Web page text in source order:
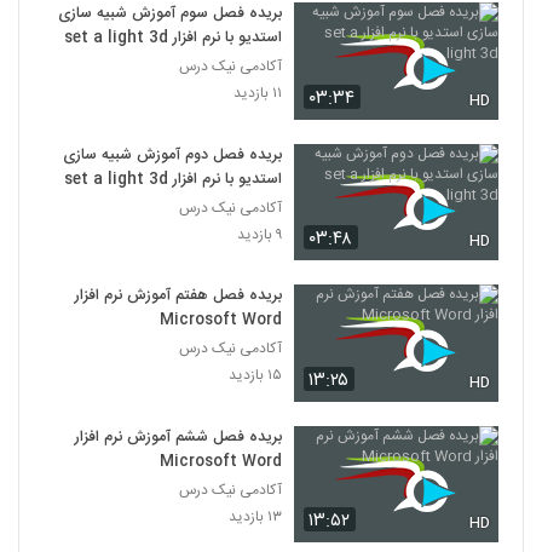
۰۳:۳۴ HD
بریده فصل سوم آموزش شبیه سازی
استدیو با نرم افزار set a light 3d
آکادمی نیک درس
۱۱ بازدید
۰۳:۴۸ HD
بریده فصل دوم آموزش شبیه سازی
استدیو با نرم افزار set a light 3d
آکادمی نیک درس
۹ بازدید
۱۳:۲۵ HD
بریده فصل هفتم آموزش نرم افزار
Microsoft Word
آکادمی نیک درس
۱۵ بازدید
۱۳:۵۲ HD
بریده فصل ششم آموزش نرم افزار
Microsoft Word
آکادمی نیک درس
۱۳ بازدید